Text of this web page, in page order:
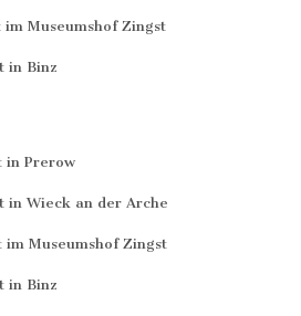
Museumshof Zingst
in Binz
in Prerow
in Wieck an der Arche
Museumshof Zingst
in Binz